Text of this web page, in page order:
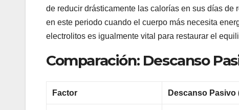
de reducir drásticamente las calorías en sus días
en este periodo cuando el cuerpo más necesita
electrolitos es igualmente vital para restaurar el
Comparación: Descanso
Factor Descanso Pasivo